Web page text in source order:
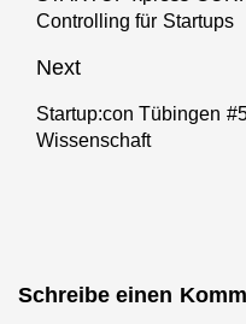
post:
Controlling für Startups
Next
Next
post:
Startup:con Tübingen
Wissenschaft
Schreibe einen